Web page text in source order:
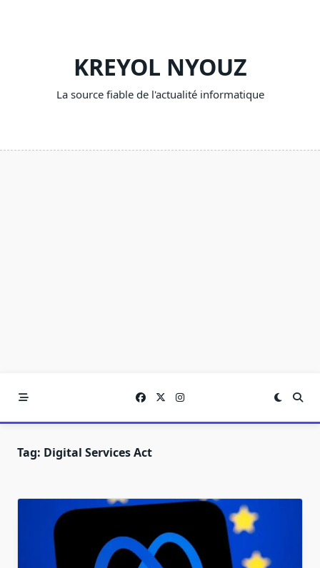
KREYOL NYOUZ
La source fiable de l'actualité informatique
Tag: Digital Services Act